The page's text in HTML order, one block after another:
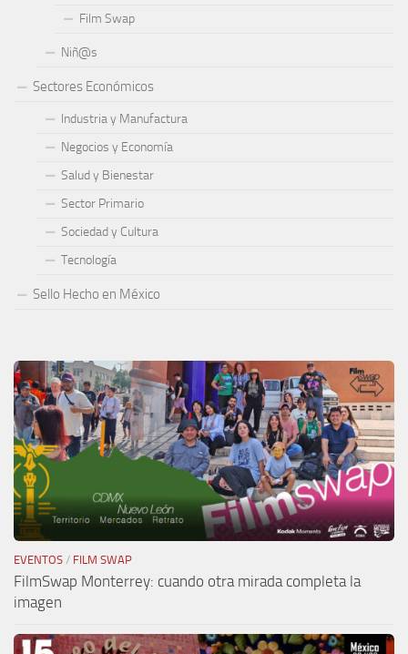
Film Swap
Niñ@s
Sectores Económicos
Industria y Manufactura
Negocios y Economía
Salud y Bienestar
Sector Primario
Sociedad y Cultura
Tecnología
Sello Hecho en México
EVENTOS / FILM SWAP
FilmSwap Monterrey: cuando otra mirada completa la
imagen